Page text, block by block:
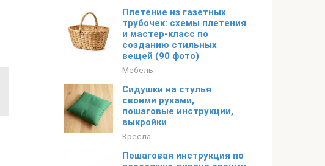
Плетение из газетных
трубочек: схемы плетения
и мастер-класс по
созданию стильных
вещей (90 фото)
Мебель
Сидушки на стулья
своими руками,
пошаговые инструкции,
выкройки
Кресла
Пошаговая инструкция по